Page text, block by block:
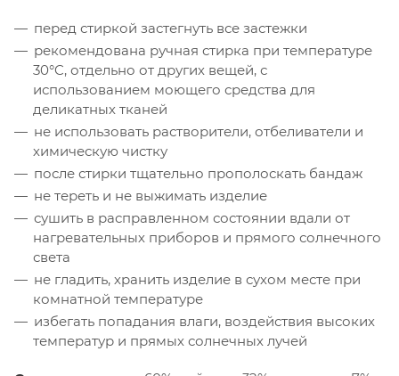
перед стиркой застегнуть все застежки
рекомендована ручная стирка при температуре
30°C, отдельно от других вещей, с
использованием моющего средства для
деликатных тканей
не использовать растворители, отбеливатели и
химическую чистку
после стирки тщательно прополоскать бандаж
не тереть и не выжимать изделие
сушить в расправленном состоянии вдали от
нагревательных приборов и прямого солнечного
света
не гладить, хранить изделие в сухом месте при
комнатной температуре
избегать попадания влаги, воздействия высоких
температур и прямых солнечных лучей